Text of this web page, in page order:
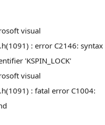
visual
: error C2146: syntax
'KSPIN_LOCK'
visual
: fatal error C1004: